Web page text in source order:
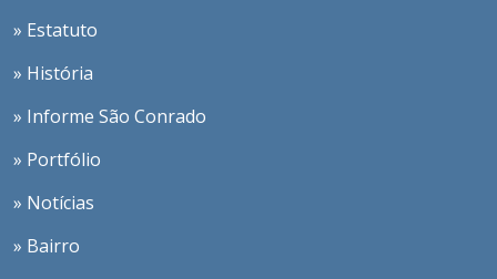
» Estatuto
» História
» Informe São Conrado
» Portfólio
» Notícias
» Bairro